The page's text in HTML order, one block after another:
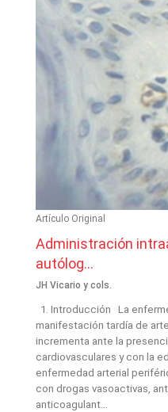
Artículo Original
Administración
autólog...
JH Vicario y cols.
1. Introducción La
manifestación tardía de
incrementa ante la
cardiovasculares y con la
enfermedad arterial
con drogas vasoactivas,
anticoagulant...